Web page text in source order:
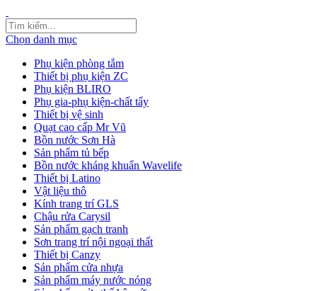
Chọn danh mục
Phụ kiện phòng tắm
Thiết bị phụ kiện ZC
Phụ kiện BLIRO
Phụ gia-phụ kiện-chất tẩy
Thiết bị vệ sinh
Quạt cao cấp Mr Vũ
Bồn nước Sơn Hà
Sản phẩm tủ bếp
Bồn nước kháng khuẩn Wavelife
Thiết bị Latino
Vật liệu thô
Kính trang trí GLS
Chậu rửa Carysil
Sản phẩm gạch tranh
Sơn trang trí nội ngoại thất
Thiết bị Canzy
Sản phẩm cửa nhựa
Sản phẩm máy nước nóng